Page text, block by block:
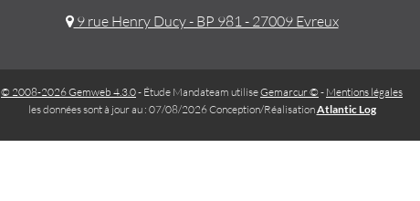
9 rue Henry Ducy - BP 981 - 27009 Evreux
© 2008-2026 Gemweb 4.3.0- Étude Mandateam utiliseGemarcur © - Mentions légales
les données sont à jour au : 07/08/2026 Conception/RéalisationAtlantic Log